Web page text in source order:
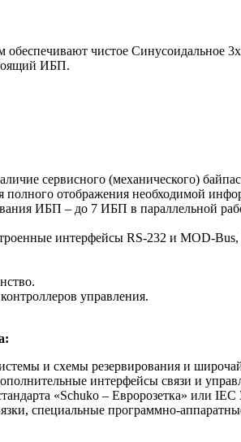
чистое Синусоидальное
ИБП.
сервисного (механического)
отображения необходимой
ИБП – до 7 ИБП в параллельной
интерфейсы RS-232 и MOD-
управления.
и схемы резервирования и
интерфейсы связи и
«Schuko – Евророзетка» или
специальные программно-